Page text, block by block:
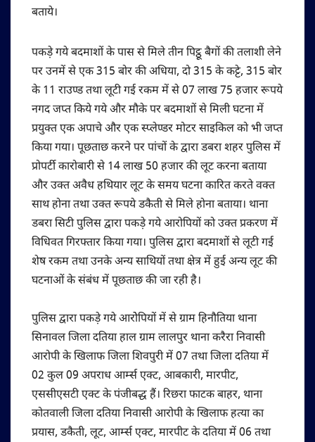
बताये।
पकड़े गये बदमाशों के पास से मिले तीन पिट्ठू बैगों की तलाशी लेने
पर उनमें से एक 315 बोर की अधिया, दो 315 के कट्टे, 315 बोर
के 11 राउण्ड तथा लूटी गई रकम में से 07 लाख 75 हजार रूपये
नगद जप्त किये गये और मौके पर बदमाशों से मिली घटना में
प्रयुक्त एक अपाचे और एक स्प्लेण्डर मोटर साइकिल को भी जप्त
किया गया। पूछताछ करने पर पांचों के द्वारा डबरा शहर पुलिस में
प्रोपर्टी कारोबारी से 14 लाख 50 हजार की लूट करना बताया
और उक्त अवैध हथियार लूट के समय घटना कारित करते वक्त
साथ होना तथा उक्त रूपये डकैती से मिले होना बताया। थाना
डबरा सिटी पुलिस द्वारा पकड़े गये आरोपियों को उक्त प्रकरण में
विधिवत गिरफ्तार किया गया। पुलिस द्वारा बदमाशों से लूटी गई
शेष रकम तथा उनके अन्य साथियों तथा क्षेत्र में हुई अन्य लूट की
घटनाओं के संबंध में पूछताछ की जा रही है।
पुलिस द्वारा पकड़े गये आरोेपियों में से ग्राम हिनौतिया थाना
सिनावल जिला दतिया हाल ग्राम लालपुर थाना करैरा निवासी
आरोपी के खिलाफ जिला शिवपुरी में 07 तथा जिला दतिया में
02 कुल 09 अपराध आर्म्स एक्ट, आबकारी, मारपीट,
एससीएसटी एक्ट के पंजीबद्ध हैं। रिछरा फाटक बाहर, थाना
कोतवाली जिला दतिया निवासी आरोपी के खिलाफ हत्या का
प्रयास, डकैती, लूट, आर्म्स एक्ट, मारपीट के दतिया में 06 तथा